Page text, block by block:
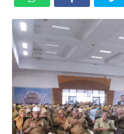
Informasi
BERITA
KONTAK
KAMI
INFO
IKLAN